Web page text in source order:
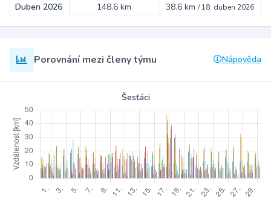
Duben 2026 148.6 km 38.6 km /18. duben 2026
Porovnání mezi členy týmu Nápověda
Šesťáci